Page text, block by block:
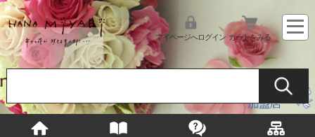
マイページへログイン カートをみる